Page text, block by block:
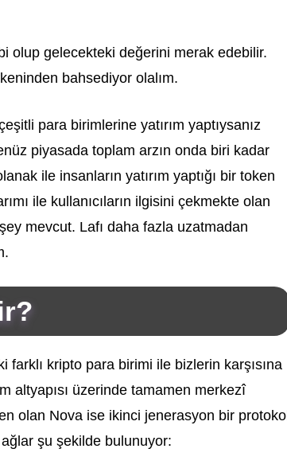
olup gelecekteki değerini merak edebilir.
bahsediyor olalım.
para birimlerine yatırım yaptıysanız
piyasada toplam arzın onda biri kadar
ile insanların yatırım yaptığı bir token
ile kullanıcıların ilgisini çekmekte olan
mevcut. Lafı daha fazla uzatmadan
kripto para birimi ile bizlerin karşısına
altyapısı üzerinde tamamen merkezî
olan Nova ise ikinci jenerasyon bir protokol
şu şekilde bulunuyor: